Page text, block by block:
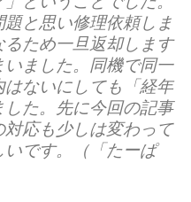
と思い修理依頼しま
ため一旦返却します
ました。同機で同一
ないにしても「経年
た。先に今回の記事
応も少しは変わって
です。（「たーぱ